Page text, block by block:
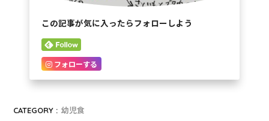
この記事が気に入ったらフォローしよう
フォローする
CATEGORY : 幼児食